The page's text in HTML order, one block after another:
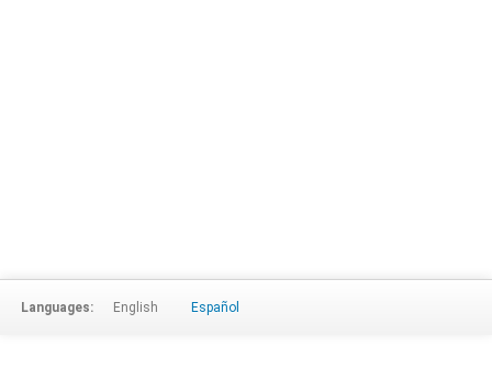
Languages: English Español